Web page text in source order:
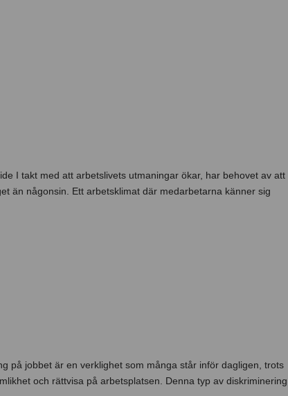
I takt med att arbetslivets utmaningar ökar, har behovet av att
än någonsin. Ett arbetsklimat där medarbetarna känner sig
på jobbet är en verklighet som många står inför dagligen, trots
och rättvisa på arbetsplatsen. Denna typ av